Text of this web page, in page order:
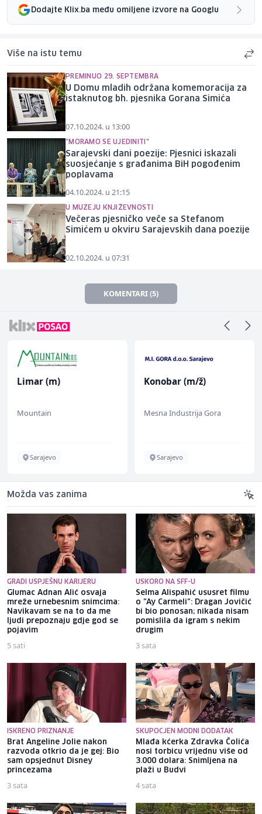
Dodajte Klix.ba među omiljene izvore na Googlu
Više na istu temu
PREMINUO 29. SEPTEMBRA
U Domu mladih održana komemoracija za
istaknutog bh. pjesnika Gorana Simića
07.10.2024. u 13:00
"MORAMO SE UJEDINITI"
Sarajevski dani poezije: Pjesnici iskazali
suosjećanje s građanima BiH pogođenim
poplavama
04.10.2024. u 21:15
U MUZEJU KNJIŽEVNOSTI
Večeras pjesničko veče sa Stefanom
Simićem u okviru Sarajevskih dana poezije
02.10.2024. u 07:31
KOMENTARI (5)
Limar (m)
Mountain
Sarajevo
Konobar (m/ž)
Mesna Industrija Gora
Sarajevo
Možda vas zanima
GRADI USPJEŠNU KARIJERU
Glumac Adnan Alić osvaja
mreže urnebesnim snimcima:
Navikavam se na to da me
ljudi prepoznaju gdje god se
pojavim
5 sati
USKORO NA SFF-U
Selma Alispahić ususret filmu
o "Ay Carmeli": Dragan Jovičić
bi bio ponosan; nikada nisam
pomislila da igram s nekim
drugim
3 sata
ISKRENO PRIZNANJE
Brat Angeline Jolie nakon
razvoda otkrio da je gej: Bio
sam opsjednut Disney
princezama
3 sata
SKUPOCJEN MODNI DODATAK
Mlađa kćerka Zdravka Čolića
nosi torbicu vrijednu više od
3.000 dolara: Snimljena na
plaži u Budvi
4 sata